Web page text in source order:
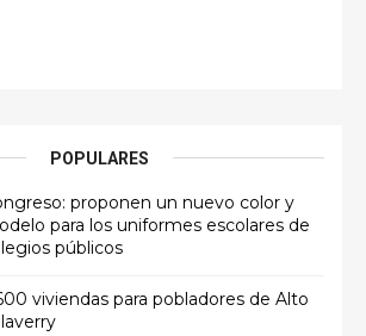
POPULARES
proponen un nuevo color y
para los uniformes escolares de
públicos
viviendas para pobladores de Alto